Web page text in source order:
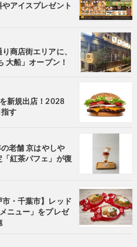
やアイスプレゼント
商店街エリアに、
大船」オープン！
新規出店！2028
す
老舗 京はやしや
紅茶パフェ」が復
市・千葉市】レッド
ニュー」をプレゼ